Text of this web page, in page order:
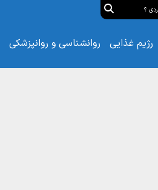
رژیم غذایی روانشناسی و روانپزشکی